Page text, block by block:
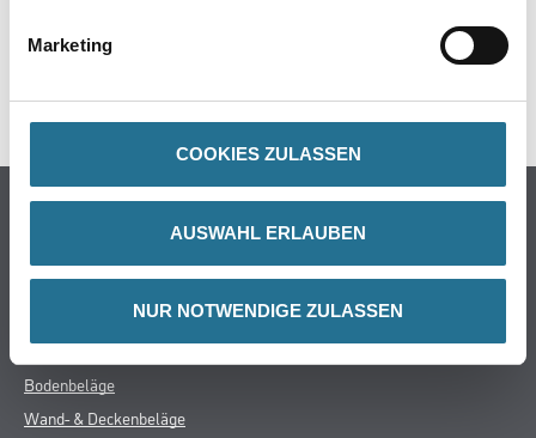
Marketing
COOKIES ZULASSEN
AUSWAHL ERLAUBEN
NUR NOTWENDIGE ZULASSEN
GEFAHRENHINWEISE
SPEZIFIKATIONEN
Online-Shop
WDV-Systeme
Putze- und Spachtelmassen
Bodenbeläge
Wand- & Deckenbeläge